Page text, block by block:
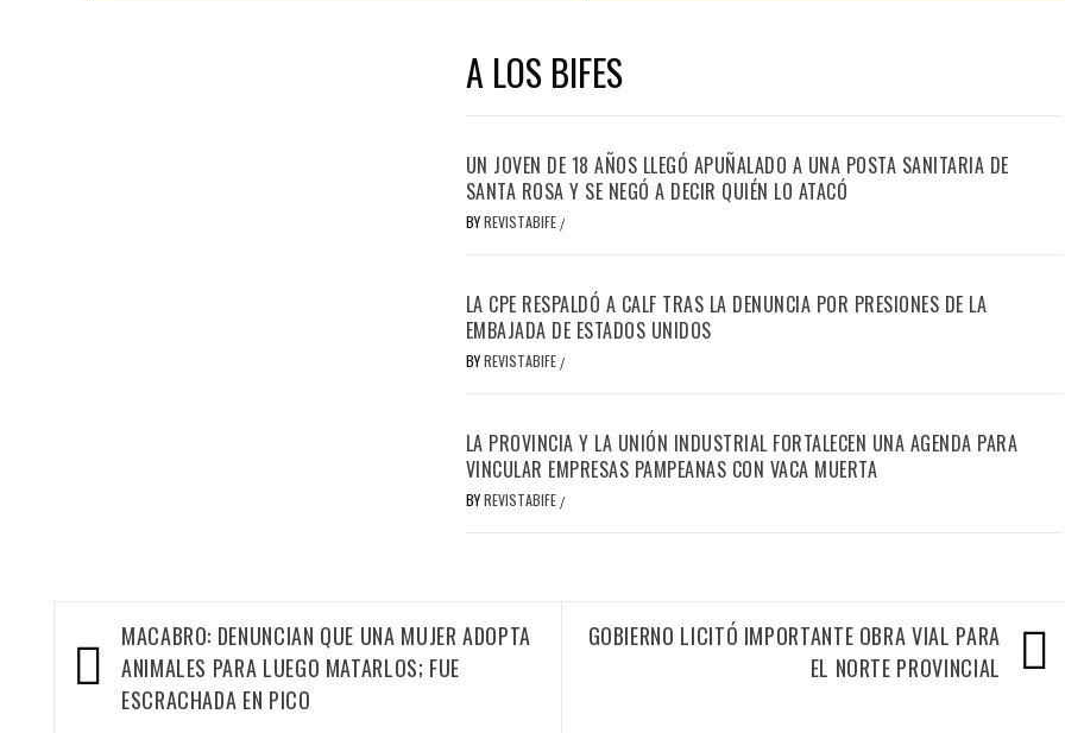
A LOS BIFES
UN JOVEN DE 18 AÑOS LLEGÓ APUÑALADO A UNA POSTA SANITARIA DE
SANTA ROSA Y SE NEGÓ A DECIR QUIÉN LO ATACÓ
BY REVISTABIFE /
LA CPE RESPALDÓ A CALF TRAS LA DENUNCIA POR PRESIONES DE LA
EMBAJADA DE ESTADOS UNIDOS
BY REVISTABIFE /
LA PROVINCIA Y LA UNIÓN INDUSTRIAL FORTALECEN UNA AGENDA PARA
VINCULAR EMPRESAS PAMPEANAS CON VACA MUERTA
BY REVISTABIFE /
Navegación
de
entradas
MACABRO: DENUNCIAN QUE UNA MUJER ADOPTA
ANIMALES PARA LUEGO MATARLOS; FUE
ESCRACHADA EN PICO
GOBIERNO LICITÓ IMPORTANTE OBRA VIAL PARA
EL NORTE PROVINCIAL